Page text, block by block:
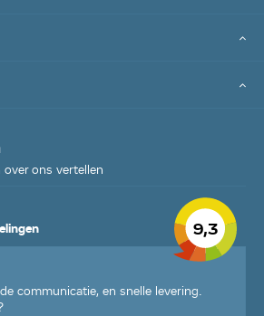
ons vertellen
9,3
communicatie, en snelle levering.